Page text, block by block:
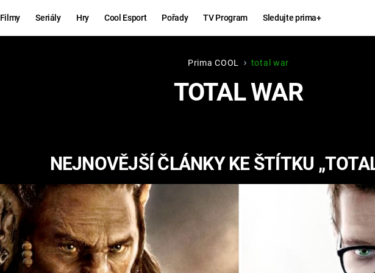
Filmy Seriály Hry Cool Esport Pořady TV Program Sledujte prima+
RYCHLE A
ZBĚSILE 10
PREDÁTOR
Hry
KINGDOM
COME:
DELIVERANCE
CHUCK
NORRIS
Prima COOL total war
TOTAL WAR
NEJNOVĚJŠÍ ČLÁNKY KE ŠTÍTKU